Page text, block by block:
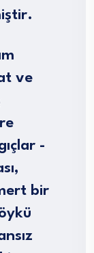
ve
-
bir